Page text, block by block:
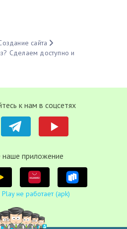
сайта
Сделаем доступно и
к нам в соцсетях
наше приложение
не работает (apk)